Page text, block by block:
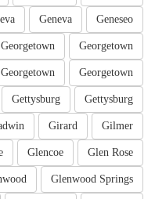
Geneseo
Geneva
Georgetown
Georgetown
Georgetown
Georgetown
Gettysburg
Gettysburg
Gilmer
Girard
Glen Rose
Glencoe
Glenwood Springs